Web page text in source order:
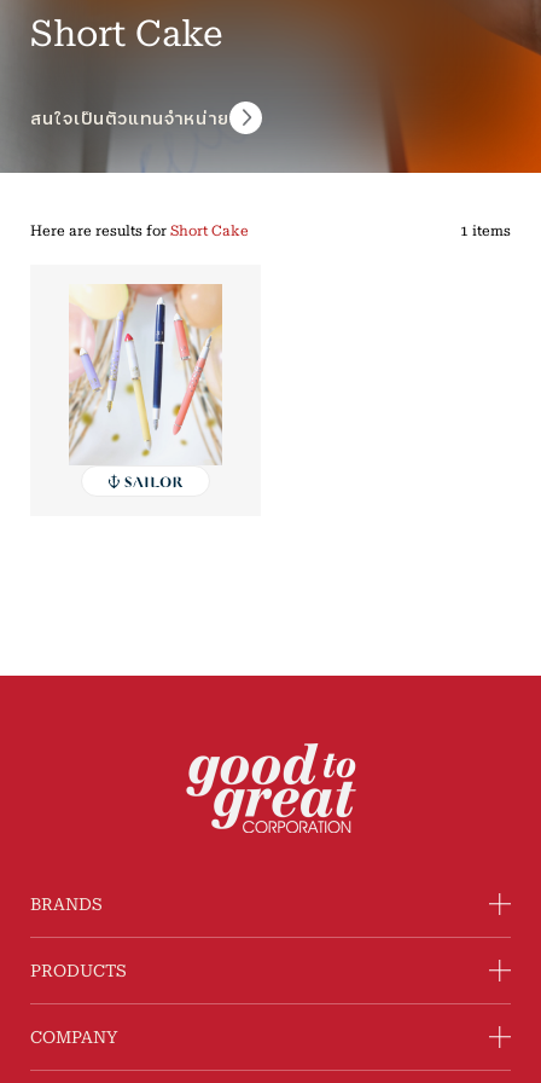
Short Cake
สนใจเป็นตัวแทนจำหน่าย
Here are results for Short Cake 1 items
BRANDS
PRODUCTS
COMPANY